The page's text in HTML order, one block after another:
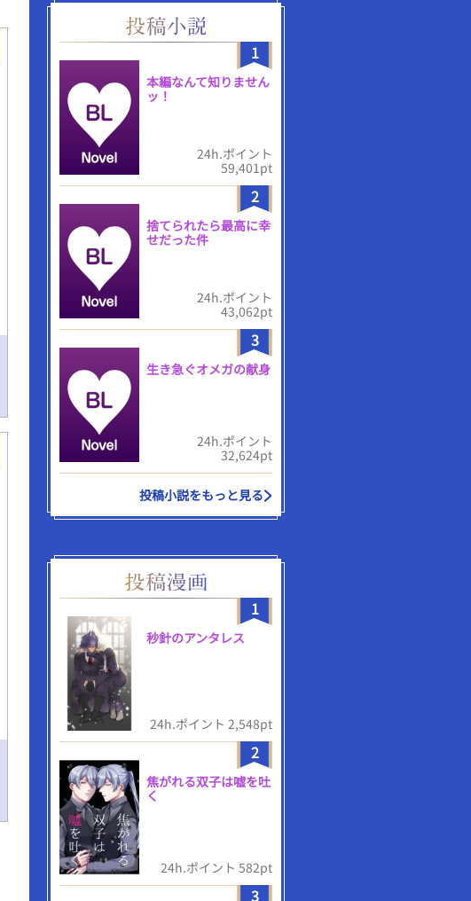
1
本編なんて知りません
ッ！
24h.ポイント
59,401pt
2
捨てられたら最高に幸
せだった件
24h.ポイント
43,062pt
3
生き急ぐオメガの献身
24h.ポイント
32,624pt
投稿小説をもっと見る
1
秒針のアンタレス
24h.ポイント 2,548pt
2
焦がれる双子は嘘を吐
く
24h.ポイント 582pt
3